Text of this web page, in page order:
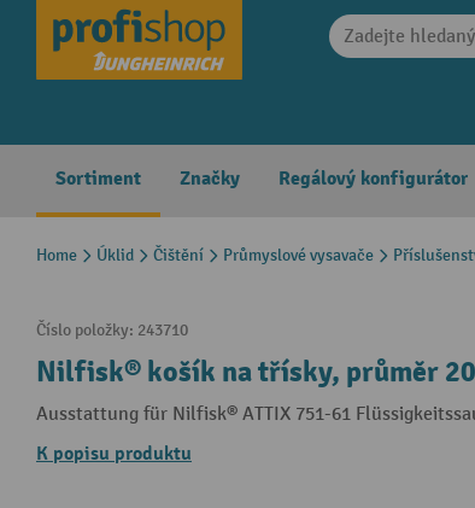
Skip to main navigation
Sortiment Značky Regálový konfigurátor
Home Úklid Čištění Průmyslové vysavače
Číslo položky: 243710
Nilfisk® košík na třísky, průměr
Ausstattung für Nilfisk® ATTIX 751-61
K popisu produktu